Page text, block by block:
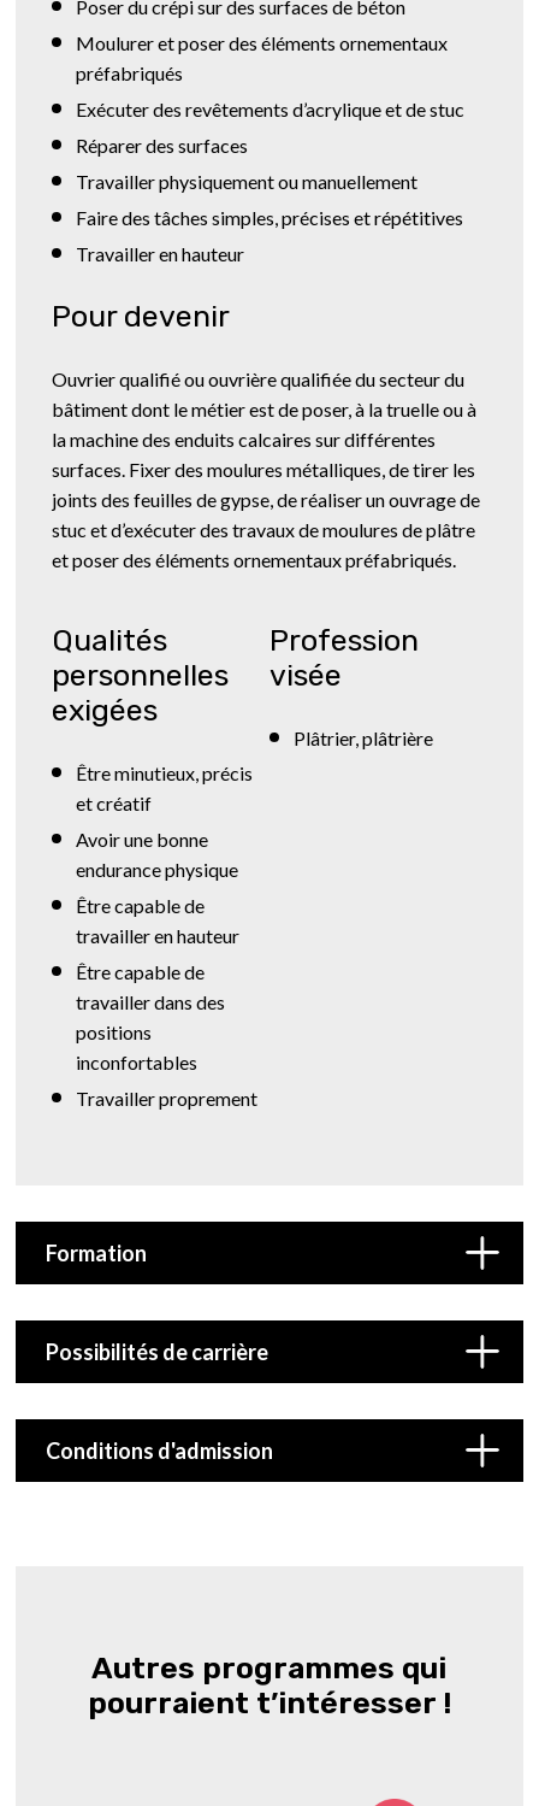
Poser du crépi sur des surfaces de béton
Moulurer et poser des éléments ornementaux
préfabriqués
Exécuter des revêtements d’acrylique et de stuc
Réparer des surfaces
Travailler physiquement ou manuellement
Faire des tâches simples, précises et répétitives
Travailler en hauteur
Pour devenir
Ouvrier qualifié ou ouvrière qualifiée du secteur du
bâtiment dont le métier est de poser, à la truelle ou à
la machine des enduits calcaires sur différentes
surfaces. Fixer des moulures métalliques, de tirer les
joints des feuilles de gypse, de réaliser un ouvrage de
stuc et d’exécuter des travaux de moulures de plâtre
et poser des éléments ornementaux préfabriqués.
Qualités
personnelles
exigées
Être minutieux, précis
et créatif
Avoir une bonne
endurance physique
Être capable de
travailler en hauteur
Être capable de
travailler dans des
positions
inconfortables
Travailler proprement
Profession
visée
Plâtrier, plâtrière
Formation
Possibilités de carrière
Conditions d'admission
Autres programmes qui
pourraient t’intéresser !